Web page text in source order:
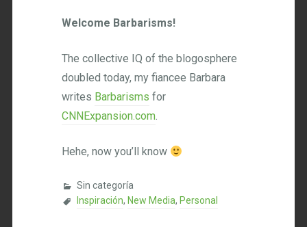
Welcome Barbarisms!
The collective IQ of the blogosphere
doubled today, my fiancee Barbara
writes Barbarisms for
CNNExpansion.com.
Hehe, now you’ll know
Sin categoría
Inspiración, New Media, Personal